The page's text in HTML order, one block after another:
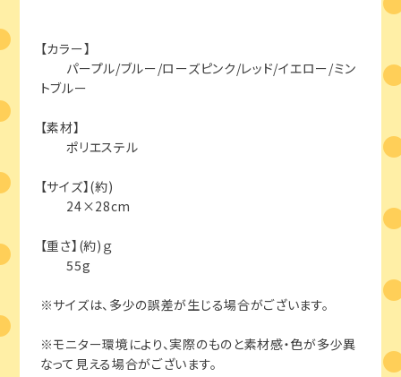
【カラー】
パープル/ブルー/ローズピンク/レッド/イエロー/ミン
トブルー
【素材】
ポリエステル
【サイズ】(約)
24×28cm
【重さ】(約)ｇ
55g
※サイズは、多少の誤差が生じる場合がございます。
※モニター環境により、実際のものと素材感・色が多少異
なって見える場合がございます。